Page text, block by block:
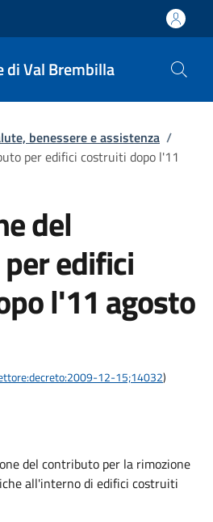
di Val Brembilla
benessere e assistenza /
per edifici costruiti dopo l'11
del
edifici
l'11 agosto
12-15;14032)
del contributo per la rimozione
all'interno di edifici costruiti